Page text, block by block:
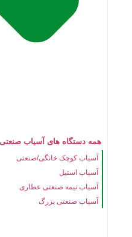
همه دستگاه های آسیاب صنعتی
آسیاب کوچک خانگی/صنعتی
آسیاب استیل
آسیاب نیمه صنعتی عطاری
آسیاب صنعتی بزرگ